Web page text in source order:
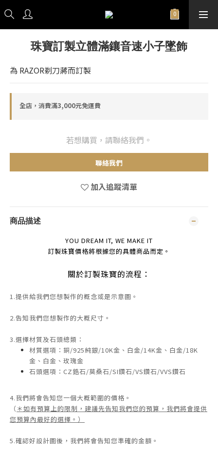
珠寶訂製立體滿鑲音速小子墜飾
為 RAZOR剃刀蔣而訂製
全店，消費滿3,000元免運費
若想購買，請聯絡我們。
聯絡我們
加入追蹤清單
商品描述
YOU DREAM IT, WE MAKE IT
訂製珠寶價格將根據您的具體商品而定。
關於訂製珠寶的流程：
1.提供給我們您想製作的概念或是示意圖。
2.告知我們您想製作的大概尺寸。
3.選擇材質及石頭總類：
材質選項：銅/925純銀/10K金、白金/14K金、白金/18K
金、白金、玫瑰金
石頭選項：CZ鋯石/莫桑石/SI鑽石/VS鑽石/VVS鑽石
4.我們將會告知您一個大概範圍的價格。
（ ＊如有預算上的限制，建議先告知我們您的預算，我們將會提供
您預算內最好的選擇。）
5.確認好設計圖後，我們將會告知您準確的金額。